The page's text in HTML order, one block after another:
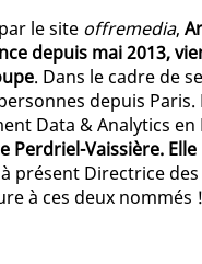
le site offremedia,
depuis mai 2013,
. Dans le cadre de
depuis
Data & Analytics en
Perdriel-Vaissière.
présent Directrice
à ces deux nommés !